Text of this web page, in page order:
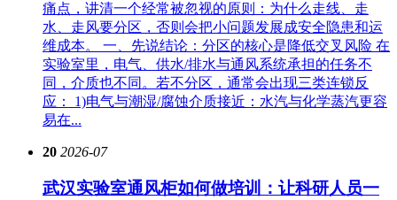
痛点，讲清一个经常被忽视的原则：为什么走线、走
水、走风要分区，否则会把小问题发展成安全隐患和运
维成本。 一、先说结论：分区的核心是降低交叉风险 在
实验室里，电气、供水/排水与通风系统承担的任务不
同，介质也不同。若不分区，通常会出现三类连锁反
应： 1)电气与潮湿/腐蚀介质接近：水汽与化学蒸汽更容
易在...
20 2026-07
武汉实验室通风柜如何做培训：让科研人员一